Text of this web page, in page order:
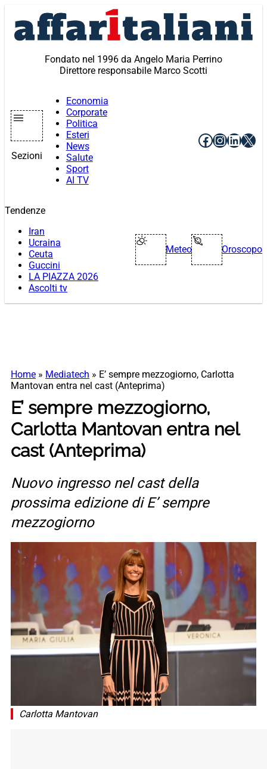
contenuto
Fondato nel 1996 da Angelo Maria Perrino
Direttore responsabile Marco Scotti
Sezioni
Economia
Corporate
Politica
Esteri
News
Salute
Sport
AI TV
Facebook
X
Tendenze
Iran
Ucraina
Ceuta
Guccini
LA PIAZZA 2026
Ascolti tv
Meteo Oroscopo
Home » Mediatech » E’ sempre mezzogiorno, Carlotta
Mantovan entra nel cast (Anteprima)
E’ sempre mezzogiorno,
Carlotta Mantovan entra nel
cast (Anteprima)
Nuovo ingresso nel cast della
prossima edizione di E’ sempre
mezzogiorno
Carlotta Mantovan